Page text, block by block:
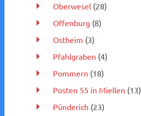
Oberwesel(28)
Offenburg (8)
Ostheim (3)
Pfahlgraben (4)
Pommern (18)
Posten 55 in Miellen (13)
Pünderich (23)